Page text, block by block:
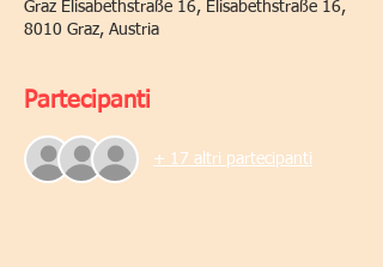
Graz Elisabethstraße 16, Elisabethstraße 16,
8010 Graz, Austria
Partecipanti
+ 17 altri partecipanti